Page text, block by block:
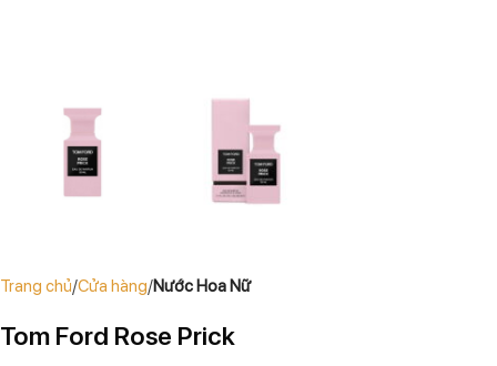
Trang chủ Cửa hàng Nước Hoa Nữ
Tom Ford Rose Prick